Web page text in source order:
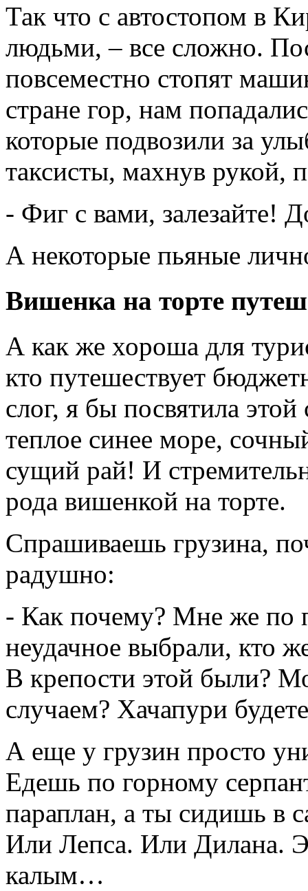
Так что с автостопом в
людьми, – все сложно.
повсеместно стопят
стране гор, нам
которые подвозили за
таксисты, махнув рукой,
- Фиг с вами, залезайте!
А некоторые пьяные
Вишенка на торте
А как же хороша для
кто путешествует
слог, я бы посвятила
теплое синее море,
сущий рай! И
рода вишенкой на торте.
Спрашиваешь грузина,
радушно:
- Как почему? Мне же по
неудачное выбрали, кто
В крепости этой были?
случаем? Хачапури
А еще у грузин просто
Едешь по горному
параплан, а ты сидишь в
Или Лепса. Или Дилана.
калым…